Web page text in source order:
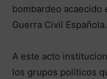
bombardeo acaecido
Guerra Civil Española.
A este acto
los grupos políticos